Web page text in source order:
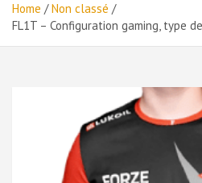
Home
Non classé
FL1T – Configuration gaming, type